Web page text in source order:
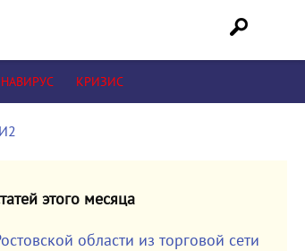
КРИЗИС
этого месяца
области из торговой сети